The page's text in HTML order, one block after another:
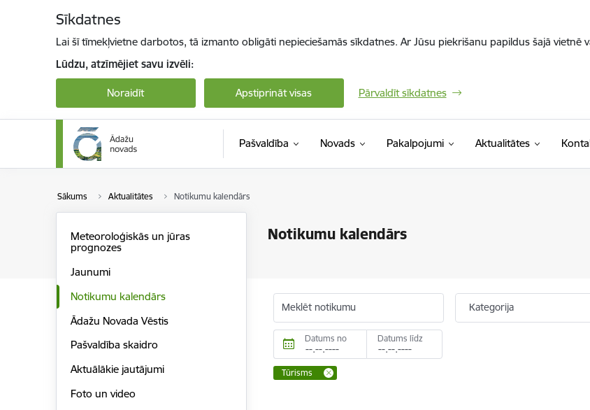
Sīkdatnes
Lai šī tīmekļvietne darbotos, tā izmanto obligāti nepieciešamās sīkdatnes. Ar Jūsu piekrišanu papildus šajā
Lūdzu, atzīmējiet savu izvēli:
Noraidīt Apstiprināt visas Pārvaldīt sīkdatnes
Pašvaldība Novads Pakalpojumi Aktualitātes
Sākums Aktualitātes Notikumu kalendārs
Notikumu kalendārs
Meteoroloģiskās un jūras
prognozes
Jaunumi
Notikumu kalendārs
Ādažu Novada Vēstis
Pašvaldība skaidro
Aktuālākie jautājumi
Foto un video
Meklēt notikumu Kategorija
Datums no Datums līdz
Tūrisms